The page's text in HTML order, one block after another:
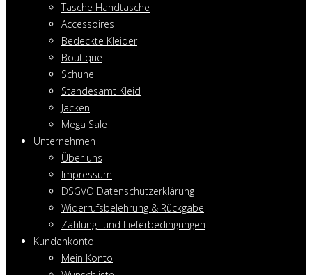
Tasche Handtasche
Accessoires
Bedeckte Kleider
Boutique
Schuhe
Standesamt Kleid
Jacken
Mega Sale
Unternehmen
Über uns
Impressum
DSGVO Datenschutzerklärung
Widerrufsbelehrung & Rückgabe
Zahlung- und Lieferbedingungen
Kundenkonto
Mein Konto